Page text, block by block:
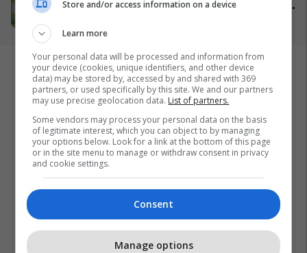
milionë frangash në St. Gallen
Store and/or access information on a device
Learn more
Your personal data will be processed and information from
your device (cookies, unique identifiers, and other device
data) may be stored by, accessed by and shared with 369
partners, or used specifically by this site. We and our partners
may use precise geolocation data. List of partners.
Some vendors may process your personal data on the basis
of legitimate interest, which you can object to by managing
your options below. Look for a link at the bottom of this page
or in the site menu to manage or withdraw consent in privacy
and cookie settings.
Consent
Manage options